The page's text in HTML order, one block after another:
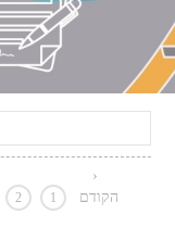
‹
הקודם
1
2